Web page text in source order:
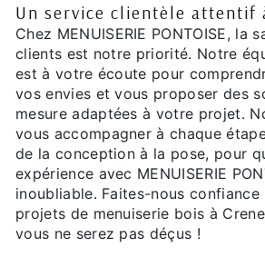
Un service clientèle attentif
Chez MENUISERIE PONTOISE, la
clients est notre priorité. Notre
est à votre écoute pour
vos envies et vous proposer des
mesure adaptées à votre projet.
vous accompagner à chaque
de la conception à la pose, pour
expérience avec MENUISERIE
inoubliable. Faites-nous
projets de menuiserie bois à
vous ne serez pas déçus !